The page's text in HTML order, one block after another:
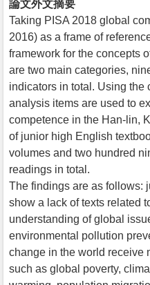
論文外文摘要
Taking PISA 2018 global
2016) as a frame of
framework for the concepts
are two main categories,
indicators in total. Using the
analysis items are used to
competence in the Han-lin,
of junior high English
volumes and two hundred
readings in total.
The findings are as follows:
show a lack of texts related
understanding of global
environmental pollution
change in the world receive
such as global poverty,